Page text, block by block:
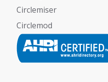
Circlemiser
Circlemod